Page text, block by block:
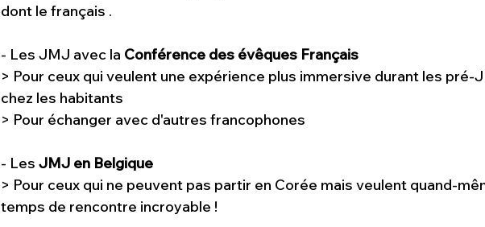
dont le français .
- Les JMJ avec la Conférence des évêques Français
> Pour ceux qui veulent une expérience plus immersive durant les pré-
chez les habitants
> Pour échanger avec d'autres francophones
- Les JMJ en Belgique
> Pour ceux qui ne peuvent pas partir en Corée mais veulent quand-
temps de rencontre incroyable !